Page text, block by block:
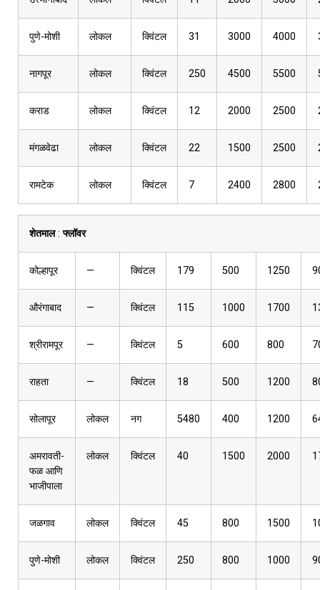
पुणे-मोशी लोकल क्विंटल 31 3000 4000
नागपूर लोकल क्विंटल 250 4500 5500
कराड लोकल क्विंटल 12 2000 2500
मंगळवेढा लोकल क्विंटल 22 1500 2500
रामटेक लोकल क्विंटल 7 2400 2800
शेतमाल:फ्लॉवर
कोल्हापूर — क्विंटल 179 500 1250
औरंगाबाद — क्विंटल 115 1000 1700
श्रीरामपूर — क्विंटल 5 600 800
राहता — क्विंटल 18 500 1200
सोलापूर लोकल नग 5480 400 1200
अमरावती-
फळ आणि
भाजीपाला
लोकल क्विंटल 40 1500 2000
जळगाव लोकल क्विंटल 45 800 1500
पुणे-मोशी लोकल क्विंटल 250 800 1000